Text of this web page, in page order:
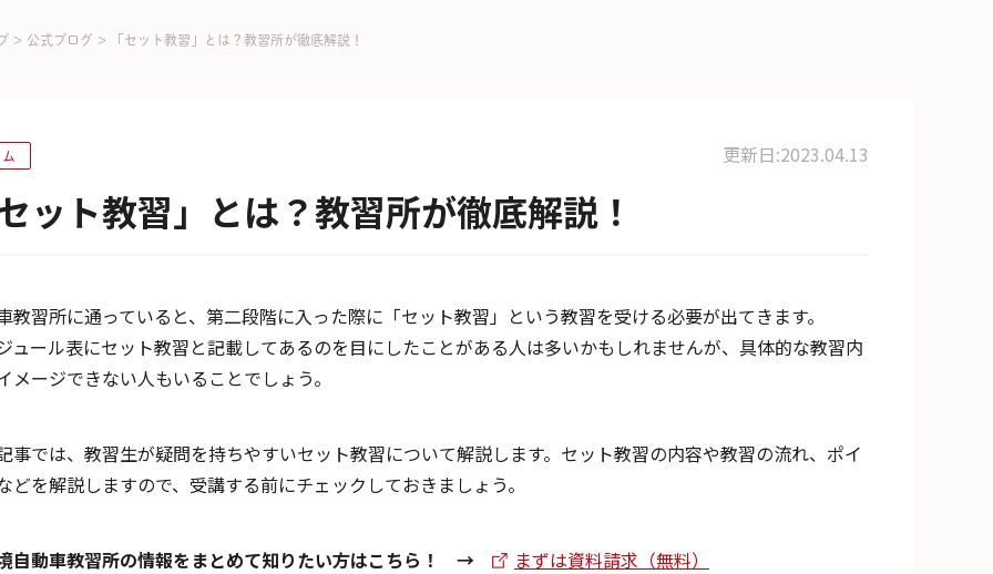
> 公式ブログ > 「セット教習」とは？教習所が徹底解説！
更新日:2023.04.13
ット教習」とは？教習所が徹底解説！
教習所に通っていると、第二段階に入った際に「セット教習」という教習を受ける必要が出てきます。
ュール表にセット教習と記載してあるのを目にしたことがある人は多いかもしれませんが、具体的な教習内
メージできない人もいることでしょう。
事では、教習生が疑問を持ちやすいセット教習について解説します。セット教習の内容や教習の流れ、ポイ
どを解説しますので、受講する前にチェックしておきましょう。
自動車教習所の情報をまとめて知りたい方はこちら！ →
まずは資料請求（無料）